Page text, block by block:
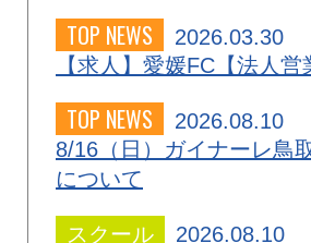
TOP NEWS
2026.03.30
【求人】愛媛FC【法人営
TOP NEWS
2026.08.10
8/16（日）ガイナーレ鳥
について
スクール 2026.08.10